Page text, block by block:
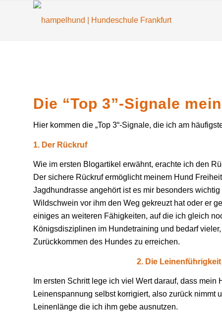
Die “Top 3”-Signale
Hier kommen die „Top 3“-Signale, die ich am
1. Der Rückruf
Wie im ersten Blogartikel erwähnt, erachte ich den
Der sichere Rückruf ermöglicht meinem Hund
Jagdhundrasse angehört ist es mir besonders
Wildschwein vor ihm den Weg gekreuzt hat oder er
einiges an weiteren Fähigkeiten, auf die ich gleich
Königsdisziplinen im Hundetraining und bedarf
Zurückkommen des Hundes zu erreichen.
2. Die Leinenführigkeit
Im ersten Schritt lege ich viel Wert darauf, dass
Leinenspannung selbst korrigiert, also zurück nimmt
Leinenlänge die ich ihm gebe ausnutzen.